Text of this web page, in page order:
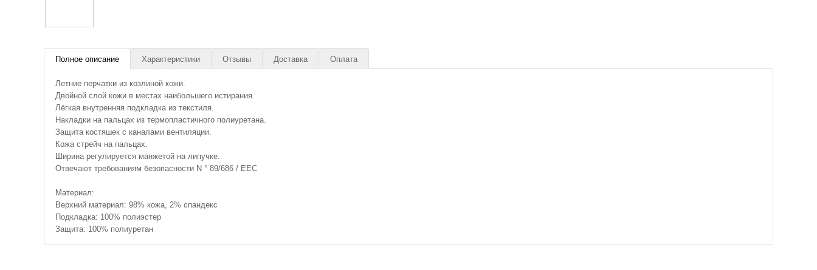
Полное описание Характеристики Отзывы Доставка Оплата
Летние перчатки из козлиной кожи.
Двойной слой кожи в местах наибольшего истирания.
Лёгкая внутренняя подкладка из текстиля.
Накладки на пальцах из термопластичного полиуретана.
Защита костяшек с каналами вентиляции.
Кожа стрейч на пальцах.
Ширина регулируется манжетой на липучке.
Отвечают требованиям безопасности N ° 89/686 / EEC
Материал:
Верхний материал: 98% кожа, 2% спандекс
Подкладка: 100% полиэстер
Защита: 100% полиуретан